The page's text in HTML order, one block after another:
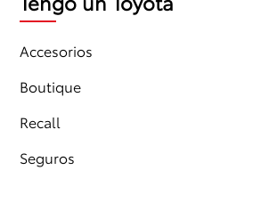
Accesorios
Boutique
Recall
Seguros